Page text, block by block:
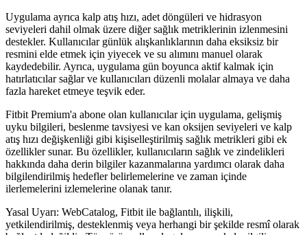
Uygulama ayrıca kalp atış hızı, adet döngüleri ve hidrasyon
seviyeleri dahil olmak üzere diğer sağlık metriklerinin izlenmesini
destekler. Kullanıcılar günlük alışkanlıklarının daha eksiksiz bir
resmini elde etmek için yiyecek ve su alımını manuel olarak
kaydedebilir. Ayrıca, uygulama gün boyunca aktif kalmak için
hatırlatıcılar sağlar ve kullanıcıları düzenli molalar almaya ve daha
fazla hareket etmeye teşvik eder.
Fitbit Premium'a abone olan kullanıcılar için uygulama, gelişmiş
uyku bilgileri, beslenme tavsiyesi ve kan oksijen seviyeleri ve kalp
atış hızı değişkenliği gibi kişiselleştirilmiş sağlık metrikleri gibi ek
özellikler sunar. Bu özellikler, kullanıcıların sağlık ve zindelikleri
hakkında daha derin bilgiler kazanmalarına yardımcı olarak daha
bilgilendirilmiş hedefler belirlemelerine ve zaman içinde
ilerlemelerini izlemelerine olanak tanır.
Yasal Uyarı: WebCatalog, Fitbit ile bağlantılı, ilişkili,
yetkilendirilmiş, desteklenmiş veya herhangi bir şekilde resmî olarak